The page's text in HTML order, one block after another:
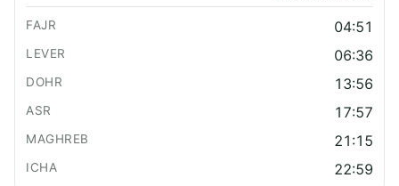
04:51
06:36
13:56
17:57
21:15
22:59